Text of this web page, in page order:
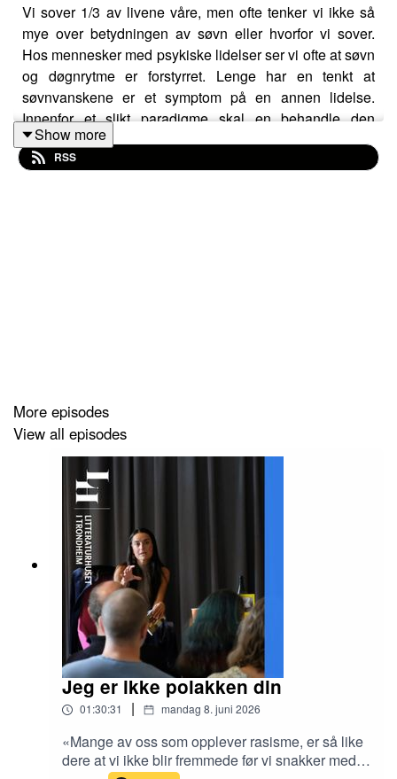
Vi sover 1/3 av livene våre, men ofte tenker vi ikke så
mye over betydningen av søvn eller hvorfor vi sover.
Hos mennesker med psykiske lidelser ser vi ofte at søvn
og døgnrytme er forstyrret. Lenge har en tenkt at
søvnvanskene er et symptom på en annen lidelse.
Innenfor et slikt paradigme skal en behandle den
psykiske lidelsen og så vil søvnvanskene gå over av
seg selv. Problemet er at dette ofte ikke skjer, og hos
Show more
RSS
More episodes
View all episodes
Jeg er ikke polakken din
01:30:31 | mandag 8. juni 2026
«Mange av oss som opplever rasisme, er så like
dere at vi ikke blir fremmede før vi snakker med